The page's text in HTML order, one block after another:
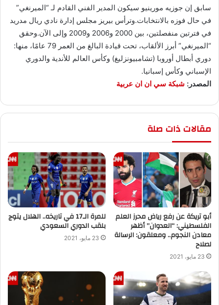
سابق إن جوزيه مورينيو سيكون المدير الفني القادم لـ “الميرنغي”
في حال فوزه بالانتخابات.وترأس بيريز مجلس إدارة نادي ريال مدريد
في فترتين منفصلتين، بين 2000 و2006 و2009 وإلى الآن.وحقق
“الميرنغي” أبرز الألقاب، تحت قيادة البالغ من العمر 79 عامًا، منها:
دوري أبطال أوروبا (تشامبيونزليغ) وكأس العالم للأندية والدوري
الإسباني وكأس إسبانيا.
المصدر: شبكة سي ان ان عربية
مقالات ذات صلة
أبو تريكة عن رفع رياض محرز العلم
الفلسطيني: “العدوان” أظهر
معادن النجوم.. ومعلقون: الرسالة
لصلاح
23 مايو، 2021
للمرة الـ17 في تاريخه.. الهلال يتوج
بلقب الدوري السعودي
23 مايو، 2021